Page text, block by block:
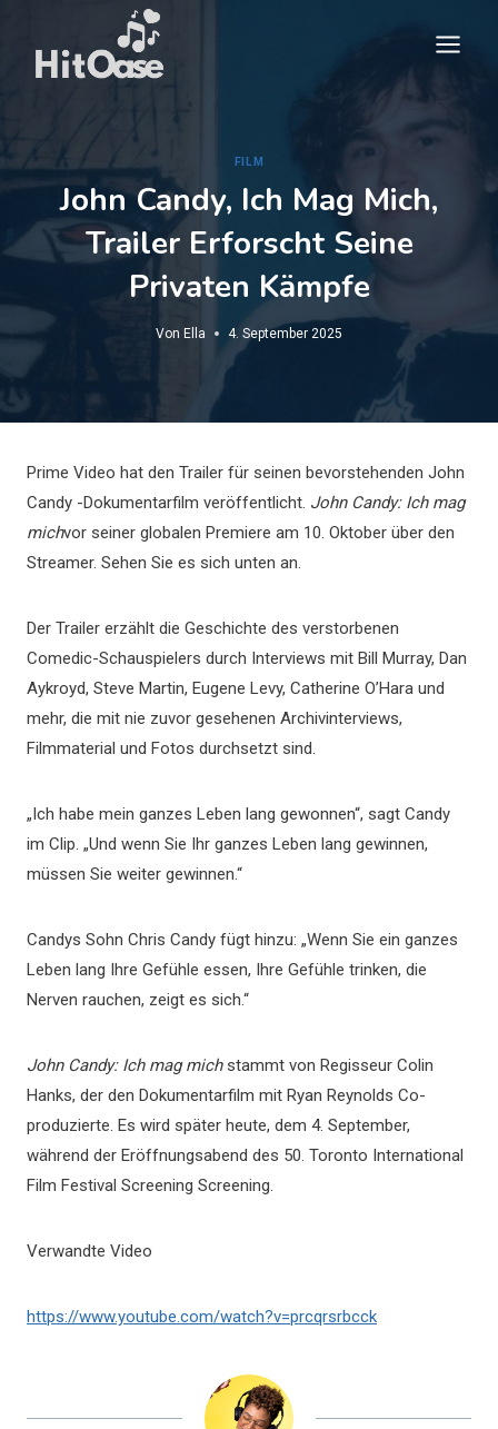
springen
FILM
John Candy, Ich Mag Mich,
Trailer Erforscht Seine
Privaten Kämpfe
Von Ella 4. September 2025
Prime Video hat den Trailer für seinen bevorstehenden John
Candy -Dokumentarfilm veröffentlicht. John Candy: Ich mag
michvor seiner globalen Premiere am 10. Oktober über den
Streamer. Sehen Sie es sich unten an.
Der Trailer erzählt die Geschichte des verstorbenen
Comedic-Schauspielers durch Interviews mit Bill Murray, Dan
Aykroyd, Steve Martin, Eugene Levy, Catherine O’Hara und
mehr, die mit nie zuvor gesehenen Archivinterviews,
Filmmaterial und Fotos durchsetzt sind.
„Ich habe mein ganzes Leben lang gewonnen“, sagt Candy
im Clip. „Und wenn Sie Ihr ganzes Leben lang gewinnen,
müssen Sie weiter gewinnen.“
Candys Sohn Chris Candy fügt hinzu: „Wenn Sie ein ganzes
Leben lang Ihre Gefühle essen, Ihre Gefühle trinken, die
Nerven rauchen, zeigt es sich.“
John Candy: Ich mag michstammt von Regisseur Colin
Hanks, der den Dokumentarfilm mit Ryan Reynolds Co-
produzierte. Es wird später heute, dem 4. September,
während der Eröffnungsabend des 50. Toronto International
Film Festival Screening Screening.
Verwandte Video
https://www.youtube.com/watch?v=prcqrsrbcck